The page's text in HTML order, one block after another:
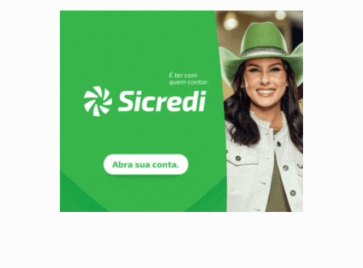
LUDOPATIA:Apostas online começam a afetar produtividade e rotina
Plantar árvores não será mais suficiente para
OVNIS NA LUA:Cientistas alertam para possível base secreta no satélite
ACABOU COM PEUGEOT:Incêndio destrói carro que era rebocado para oficina
Ladrão é filmado furtando moto na frente do bar
BOLSAS DE PESQUISA: Iniciativa Amazônia+10 lança chamada para fortalecer
MATERIAL: Brasil tem grandes reservas de urânio, mas produz pouco e